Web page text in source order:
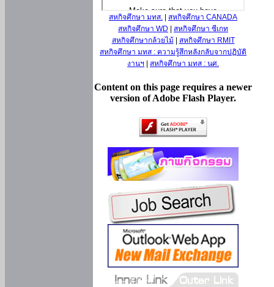
สหกิจศึกษา มทส.
สหกิจศึกษา CANADA
สหกิจศึกษา WD
สหกิจศึกษา ซีเกท
สหกิจศึกษากล้วยไม้
สหกิจศึกษา RMIT
สหกิจศึกษา มทส : ความรู้สึกหลังกลับจากปฏิบัติ
งานฯ
สหกิจศึกษา มทส : นศ.
Content on this page requires a newer
version of Adobe Flash Player.